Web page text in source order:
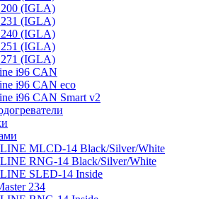
(IGLA)
(IGLA)
(IGLA)
(IGLA)
(IGLA)
i96 CAN
i96 CAN eco
i96 CAN Smart v2
MLCD-14 Black/Silver/White
RNG-14 Black/Silver/White
SLED-14 Inside
234